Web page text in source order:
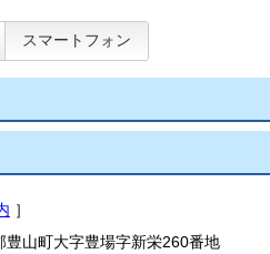
スマートフォン
］
山町大字豊場字新栄260番地